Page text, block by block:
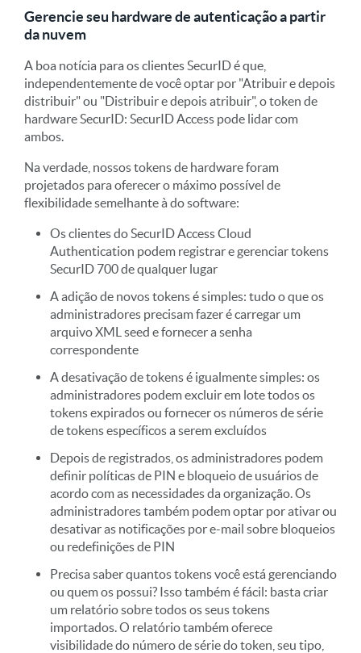
Gerencie seu hardware de autenticação a partir
da nuvem
A boa notícia para os clientes SecurID é que,
independentemente de você optar por "Atribuir e depois
distribuir" ou "Distribuir e depois atribuir", o token de
hardware SecurID: SecurID Access pode lidar com
ambos.
Na verdade, nossos tokens de hardware foram
projetados para oferecer o máximo possível de
flexibilidade semelhante à do software:
Os clientes do SecurID Access Cloud
Authentication podem registrar e gerenciar tokens
SecurID 700 de qualquer lugar
A adição de novos tokens é simples: tudo o que os
administradores precisam fazer é carregar um
arquivo XML seed e fornecer a senha
correspondente
A desativação de tokens é igualmente simples: os
administradores podem excluir em lote todos os
tokens expirados ou fornecer os números de série
de tokens específicos a serem excluídos
Depois de registrados, os administradores podem
definir políticas de PIN e bloqueio de usuários de
acordo com as necessidades da organização. Os
administradores também podem optar por ativar ou
desativar as notificações por e-mail sobre bloqueios
ou redefinições de PIN
Precisa saber quantos tokens você está gerenciando
ou quem os possui? Isso também é fácil: basta criar
um relatório sobre todos os seus tokens
importados. O relatório também oferece
visibilidade do número de série do token, seu tipo,